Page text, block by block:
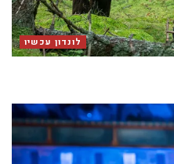
לונדון עכשיו